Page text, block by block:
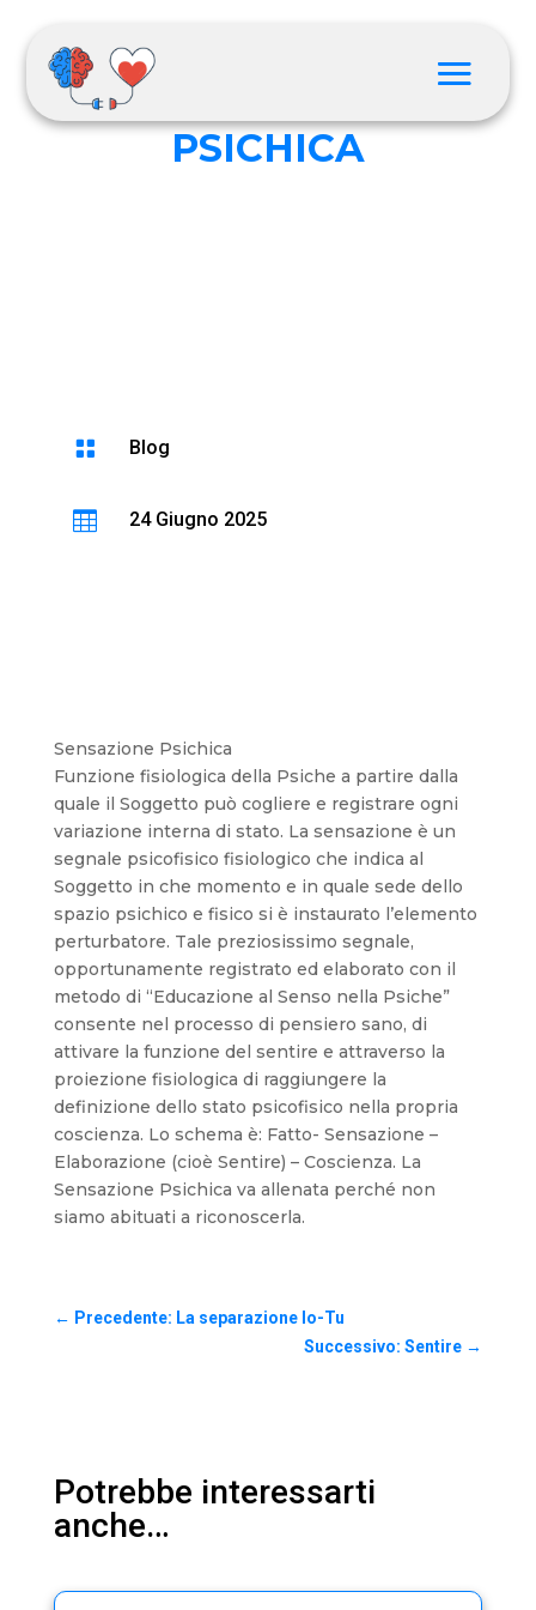
SENSAZIONE
PSICHICA
 Blog
 24 Giugno 2025
Sensazione Psichica
Funzione fisiologica della Psiche a partire dalla
quale il Soggetto può cogliere e registrare ogni
variazione interna di stato. La sensazione è un
segnale psicofisico fisiologico che indica al
Soggetto in che momento e in quale sede dello
spazio psichico e fisico si è instaurato l’elemento
perturbatore. Tale preziosissimo segnale,
opportunamente registrato ed elaborato con il
metodo di “Educazione al Senso nella Psiche”
consente nel processo di pensiero sano, di
attivare la funzione del sentire e attraverso la
proiezione fisiologica di raggiungere la
definizione dello stato psicofisico nella propria
coscienza. Lo schema è: Fatto- Sensazione –
Elaborazione (cioè Sentire) – Coscienza. La
Sensazione Psichica va allenata perché non
siamo abituati a riconoscerla.
← Precedente: La separazione Io-Tu
Successivo: Sentire →
Potrebbe interessarti
anche…